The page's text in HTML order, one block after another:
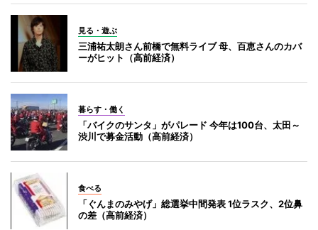
見る・遊ぶ
三浦祐太朗さん前橋で無料ライブ 母、百恵さんのカバ
ーがヒット（高前経済）
暮らす・働く
「バイクのサンタ」がパレード 今年は100台、太田～
渋川で募金活動（高前経済）
食べる
「ぐんまのみやげ」総選挙中間発表 1位ラスク、2位鼻
の差（高前経済）